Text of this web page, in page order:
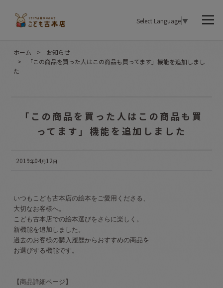
Select Language▼
ホーム >
お知らせ
>
「この商品を買った人はこの商品も買ってます」機能を追加しまし
た
「この商品を買った人はこの商品も買
ってます」機能を追加しました
2019年04月12日
いつもこども古本店の絵本をご愛用くださる、
大切なお客様へ。
こども古本店での絵本選びをさらに楽しく。
新機能を追加しました。
過去のお客様の購入履歴からおすすめの商品を
お選びする機能です。
【商品詳細ページ】